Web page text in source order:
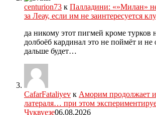
centurion73 к Палладини: «»Милан»
за Леау, если им не заинтересуется
да никому этот пигмей кроме турков
долбоёб кардинал это не поймёт и не
дальше будет…
CafarFataliyev к Аморим продолжает
латераля… при этом
Чуквуезе06.08.2026